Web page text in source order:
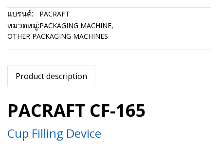
แบรนด์:
PACRAFT
หมวดหมู่:PACKAGING MACHINE,
OTHER PACKAGING MACHINES
Product description
PACRAFT CF-165
Cup Filling Device